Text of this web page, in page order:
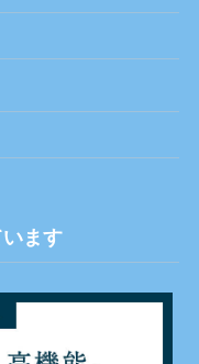
ます